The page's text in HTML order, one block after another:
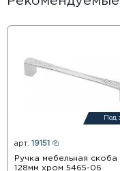
Под
арт. 19151
Ручка мебельная скоба
128мм хром 5465-06